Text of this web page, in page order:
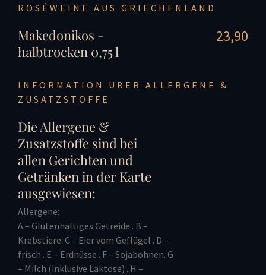
ROSÉWEINE AUS GRIECHENLAND
Makedonikos -
halbtrocken 0,75 l
23,90
INFORMATION ÜBER ALLERGENE &
ZUSATZSTOFFE
Die Allergene &
Zusatzstoffe sind bei
allen Gerichten und
Getränken in der Karte
ausgewiesen:
Allergene:
A – Glutenhaltiges Getreide . B –
Krebstiere. C – Eier vom Geflügel . D –
frisch . E – Erdnüsse . F – Sojabohnen. G
– Milch (inklusive Laktose) . H –